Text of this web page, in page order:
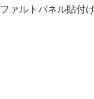
ァルトパネル貼付